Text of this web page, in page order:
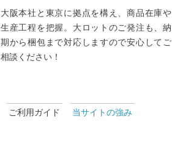
大阪本社と東京に拠点を構え、商品在庫や
生産工程を把握。大ロットのご発注も、納
期から梱包まで対応しますので安心してご
相談ください！
ご利用ガイド 当サイトの強み